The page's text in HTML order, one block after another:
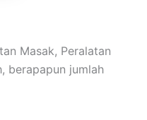
Masak, Peralatan
berapapun jumlah